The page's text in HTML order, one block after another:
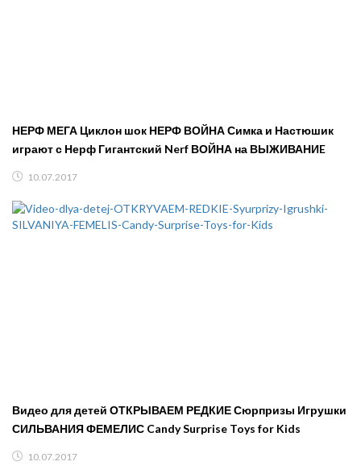
НЕРФ МЕГА Циклон шок НЕРФ ВОЙНА Симка и Настюшик
играют с Нерф Гигантский Nerf ВОЙНА на ВЫЖИВАНИE
10.07.2017
Видео для детей ОТКРЫВАЕМ РЕДКИЕ Сюрпризы Игрушки
СИЛЬВАНИЯ ФЕМЕЛИС Candy Surprise Toys for Kids
10.07.2017